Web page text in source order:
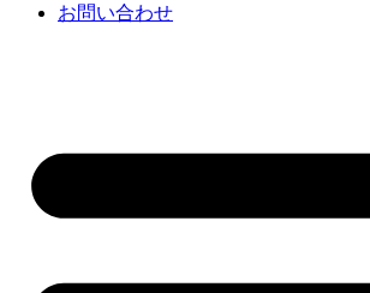
お問い合わせ